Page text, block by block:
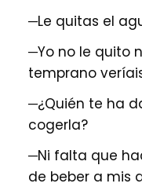
─Le quitas el
─Yo no le quito
temprano
─¿Quién te ha
cogerla?
─Ni falta que
de beber a mis